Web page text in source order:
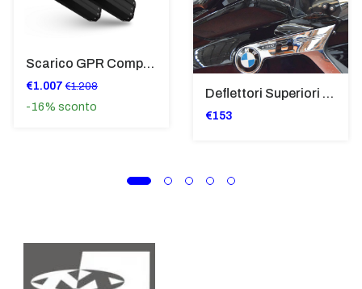
Scarico GPR Compatibile Con Bmw K 1600 Gt 2017-2021 - Hyper Sonic Black Titanium
€1.007 €1.208
-16% sconto
Deflettori Superiori Alette Frangivento Bmw K 1600 Gtl (2017>) - Bugger - Grand America Fumè Scuro - SP8023-FS-K1600GTL
€153